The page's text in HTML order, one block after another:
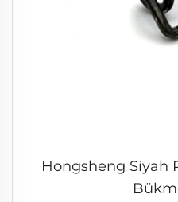
Hongsheng Siyah